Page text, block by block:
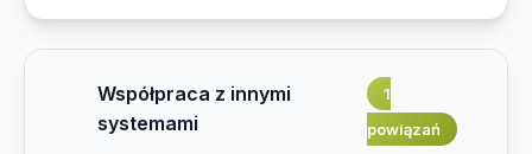
Współpraca z innymi
systemami
1
powiązań